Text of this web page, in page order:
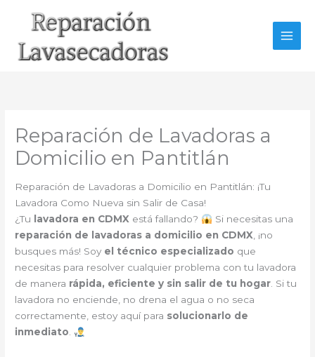
Reparación de Lavadoras a
Domicilio en Pantitlán
Reparación de Lavadoras a Domicilio en Pantitlán: ¡Tu
Lavadora Como Nueva sin Salir de Casa!
¿Tu
lavadora en CDMX está fallando?
Si necesitas una
reparación de lavadoras a domicilio en CDMX, ¡no
busques más! Soy el técnico especializado que
necesitas para resolver cualquier problema con tu lavadora
de manera rápida, eficiente y sin salir de tu hogar. Si tu
lavadora no enciende, no drena el agua o no seca
correctamente, estoy aquí para solucionarlo de
inmediato.